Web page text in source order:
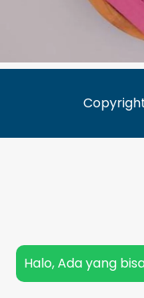
Halo, Ada yang